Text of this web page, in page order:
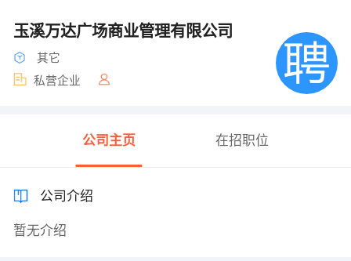
玉溪万达广场商业管理有限公司
其它
私营企业
公司主页 在招职位
公司介绍
暂无介绍